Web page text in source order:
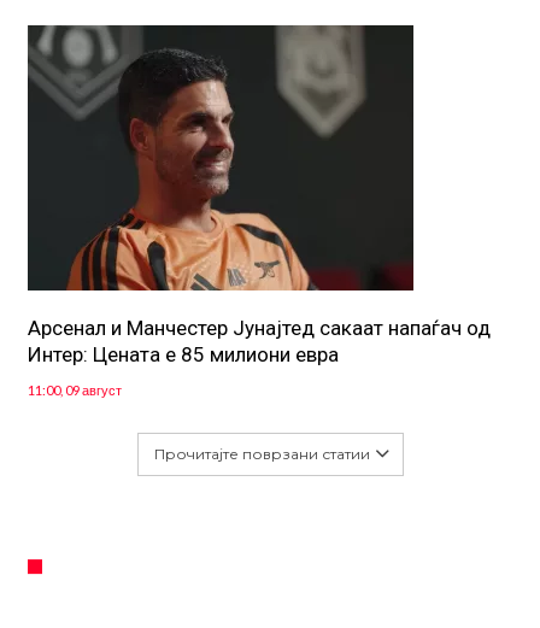
Арсенал и Манчестер Јунајтед сакаат напаѓач од
Интер: Цената е 85 милиони евра
11:00, 09 август
Прочитајте поврзани статии